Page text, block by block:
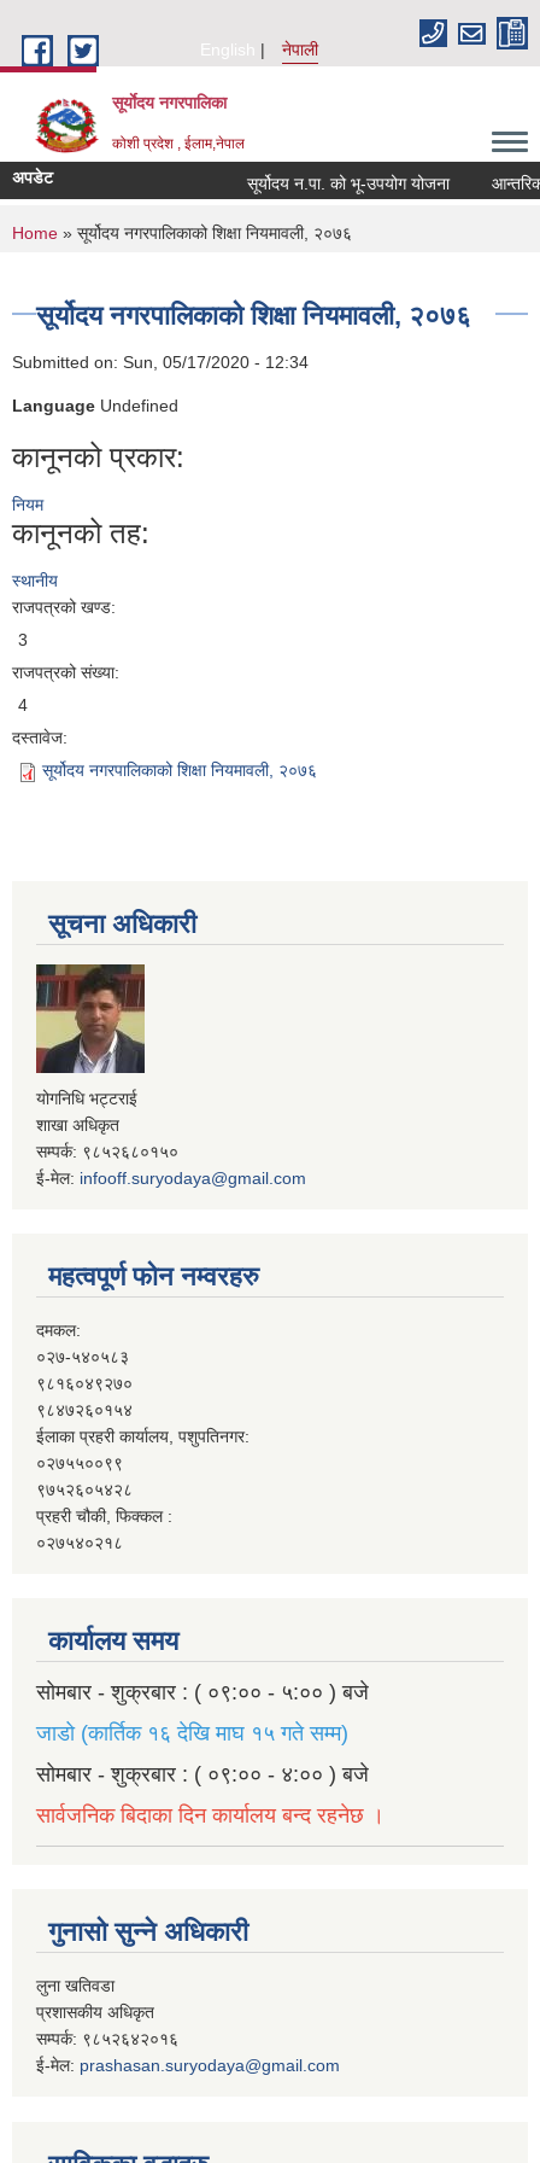
English
नेपाली
सूर्याेदय नगरपालिका
कोशी प्रदेश , ईलाम,नेपाल
अपडेट सूर्योदय न.पा. को भू-उपयोग योजना आन्तरिक
You are here
Home » सूर्योदय नगरपालिकाको शिक्षा नियमावली, २०७६
सूर्योदय नगरपालिकाको शिक्षा नियमावली, २०७६
Submitted on: Sun, 05/17/2020 - 12:34
Language Undefined
कानूनको प्रकार:
नियम
कानूनको तह:
स्थानीय
राजपत्रको खण्ड:
3
राजपत्रको संख्या:
4
दस्तावेज:
सूर्योदय नगरपालिकाको शिक्षा नियमावली, २०७६
सूचना अधिकारी
योगनिधि भट्टराई
शाखा अधिकृत
सम्पर्क: ९८५२६८०१५०
ई-मेल: infooff.suryodaya@gmail.com
महत्वपूर्ण फोन नम्वरहरु
दमकल:
०२७-५४०५८३
९८१६०४९२७०
९८४७२६०१५४
ईलाका प्रहरी कार्यालय, पशुपतिनगर:
०२७५५००९९
९७५२६०५४२८
प्रहरी चौकी, फिक्कल :
०२७५४०२१८
कार्यालय समय
सोमबार - शुक्रबार : ( ०९:०० - ५:०० ) बजे
जाडो (कार्तिक १६ देखि माघ १५ गते सम्म)
सोमबार - शुक्रबार : ( ०९:०० - ४:०० ) बजे
सार्वजनिक बिदाका दिन कार्यालय बन्द रहनेछ ।
गुनासो सुन्ने अधिकारी
लुना खतिवडा
प्रशासकीय अधिकृत
सम्पर्क: ९८५२६४२०१६
ई-मेल: prashasan.suryodaya@gmail.com